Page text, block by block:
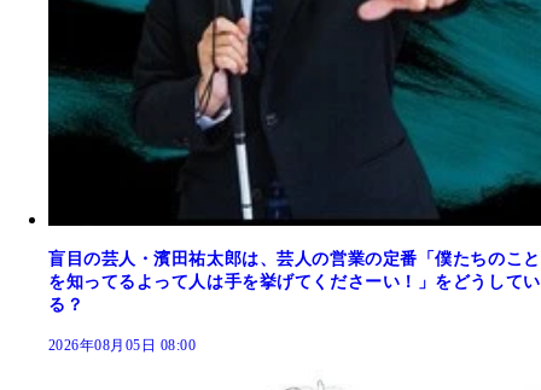
盲目の芸人・濱田祐太郎は、芸人の営業の定番「僕たちのこと
を知ってるよって人は手を挙げてくださーい！」をどうしてい
る？
2026年08月05日 08:00